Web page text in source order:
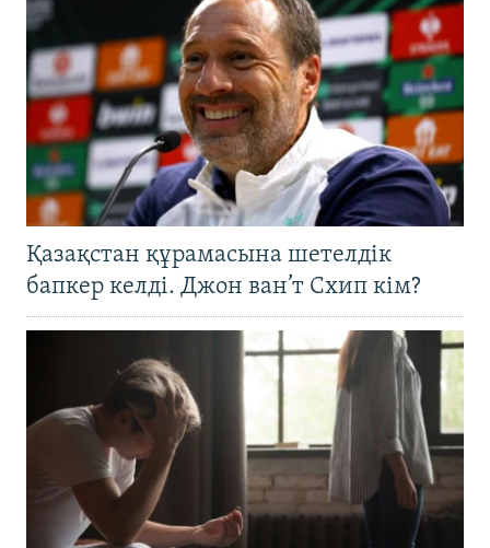
Қазақстан құрамасына шетелдік
бапкер келді. Джон ван’т Схип кім?